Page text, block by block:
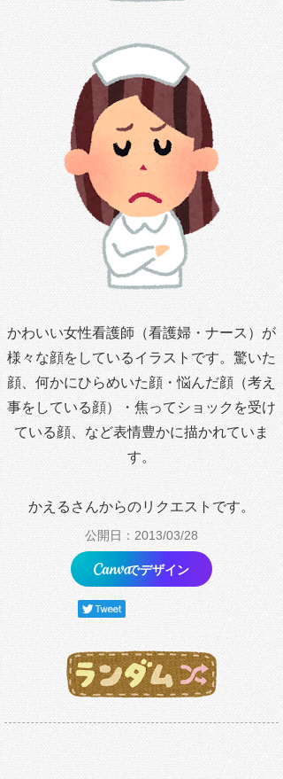
かわいい女性看護師（看護婦・ナース）が
様々な顔をしているイラストです。驚いた
顔、何かにひらめいた顔・悩んだ顔（考え
事をしている顔）・焦ってショックを受け
ている顔、など表情豊かに描かれていま
す。
かえるさんからのリクエストです。
公開日：2013/03/28
でデザイン